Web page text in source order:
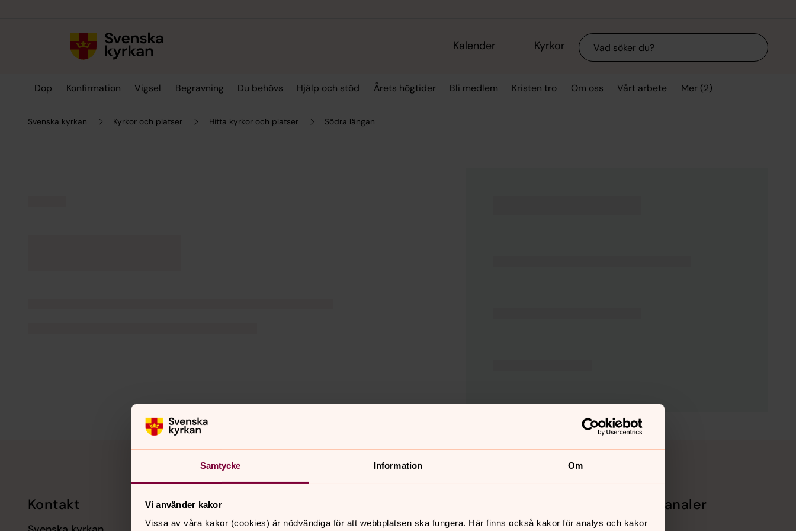
Samtycke Information Om
Vi använder kakor
Vissa av våra kakor (cookies) är nödvändiga för att webbplatsen ska fungera. Här finns också kakor för analys och kakor
Kalender Kyrkor Sök
Dop Konfirmation Vigsel Begravning Du behövs Hjälp och stöd Årets högtider Bli medlem Kristen tro Om oss Vårt arbete Mer (2)
Svenska kyrkan Kyrkor och platser Hitta kyrkor och platser Södra längan
Kontakt Kalender Sociala kanaler